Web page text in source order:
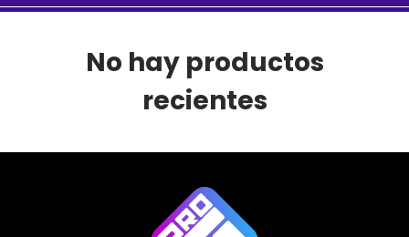
No hay productos
recientes